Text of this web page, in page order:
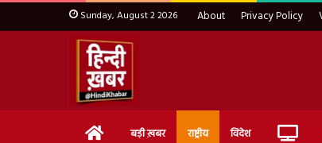
Sunday, August 2 2026 About Privacy Policy
Home बड़ी ख़बर राष्ट्रीय विदेश Live